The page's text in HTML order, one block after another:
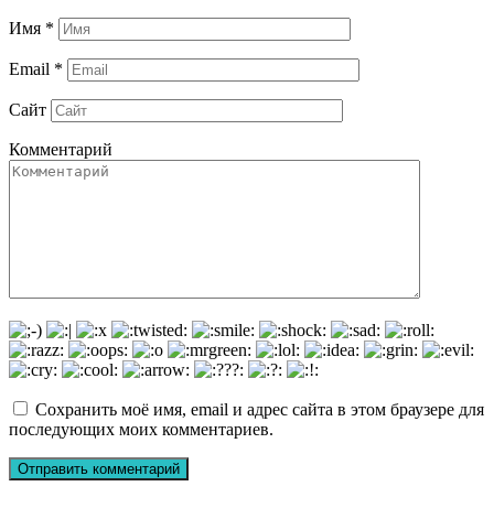
Имя *
Email *
Сайт
Комментарий
Сохранить моё имя, email и адрес сайта в этом браузере для
последующих моих комментариев.